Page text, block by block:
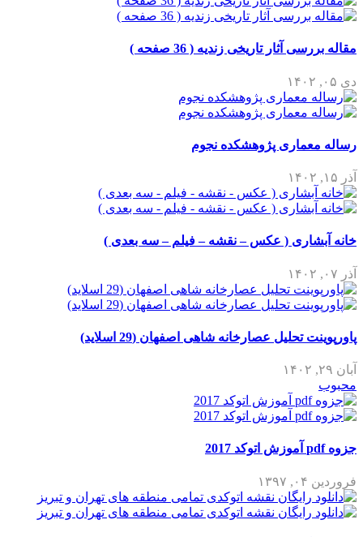
مقاله بررسی آثار تاریخی زندیه ( 36 صفحه )
دی ۰۵, ۱۴۰۲
رساله معماری پژوهشکده نجوم
آذر ۱۵, ۱۴۰۲
خانه آبشاری ( عکس – نقشه – فیلم – سه بعدی )
آذر ۰۷, ۱۴۰۲
پاورپوینت تحلیل عصارخانه شاهی اصفهان (29 اسلاید)
آبان ۲۹, ۱۴۰۲
محبوب
جزوه pdf آموزش اتوکد 2017
فروردین ۰۴, ۱۳۹۷